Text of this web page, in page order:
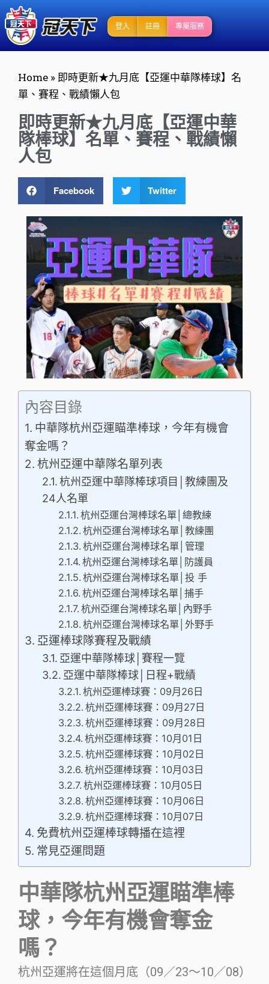
登入 註冊 專屬服務
Home » 即時更新★九月底【亞運中華隊棒球】名
單、賽程、戰績懶人包
即時更新★九月底【亞運中華
隊棒球】名單、賽程、戰績懶
人包
Facebook Twitter
內容目錄
中華隊杭州亞運瞄準棒球，今年有機會
奪金嗎？
杭州亞運中華隊名單列表
杭州亞運中華隊棒球項目│教練團及
24人名單
杭州亞運台灣棒球名單│總教練
杭州亞運台灣棒球名單│教練團
杭州亞運台灣棒球名單│管理
杭州亞運台灣棒球名單│防護員
杭州亞運台灣棒球名單│投 手
杭州亞運台灣棒球名單│捕手
杭州亞運台灣棒球名單│內野手
杭州亞運台灣棒球名單│外野手
亞運棒球隊賽程及戰績
亞運中華隊棒球│賽程一覽
亞運中華隊棒球│日程+戰績
杭州亞運棒球賽：09月26日
杭州亞運棒球賽：09月27日
杭州亞運棒球賽：09月28日
杭州亞運棒球賽：10月01日
杭州亞運棒球賽：10月02日
杭州亞運棒球賽：10月03日
杭州亞運棒球賽：10月05日
杭州亞運棒球賽：10月06日
杭州亞運棒球賽：10月07日
免費杭州亞運棒球轉播在這裡
常見亞運問題
中華隊杭州亞運瞄準棒
球，今年有機會奪金
嗎？
杭州亞運將在這個月底（09／23～10／08）